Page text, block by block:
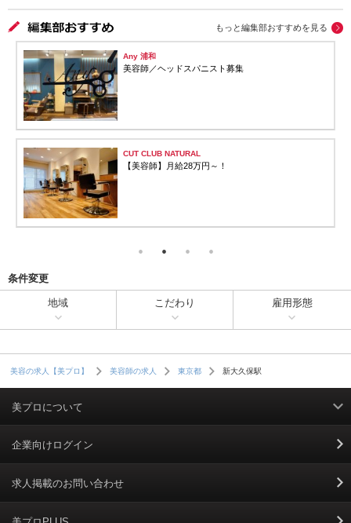
もっと編集部おすすめを見る
Any 浦和
美容師／ヘッドスパニスト募集
CUT CLUB NATURAL
【美容師】月給28万円～！
条件変更
地域 こだわり 雇用形態
美容の求人【美プロ】 美容師の求人 東京都 新大久保駅
美プロについて
利用規約
掲載規約
企業向けログイン
求人掲載のお問い合わせ